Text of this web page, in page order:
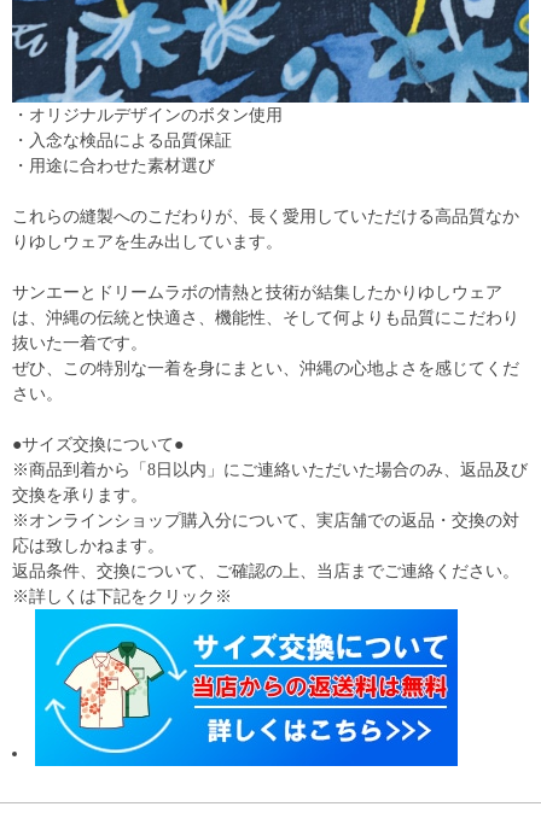
・オリジナルデザインのボタン使用
・入念な検品による品質保証
・用途に合わせた素材選び
これらの縫製へのこだわりが、長く愛用していただける高品質なか
りゆしウェアを生み出しています。
サンエーとドリームラボの情熱と技術が結集したかりゆしウェア
は、沖縄の伝統と快適さ、機能性、そして何よりも品質にこだわり
抜いた一着です。
ぜひ、この特別な一着を身にまとい、沖縄の心地よさを感じてくだ
さい。
●サイズ交換について●
※商品到着から「8日以内」にご連絡いただいた場合のみ、返品及び
交換を承ります。
※オンラインショップ購入分について、実店舗での返品・交換の対
応は致しかねます。
返品条件、交換について、ご確認の上、当店までご連絡ください。
※詳しくは下記をクリック※